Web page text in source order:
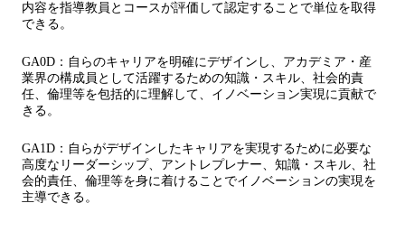
内容を指導教員とコースが評価して認定することで単位を取得
できる。
GA0D：自らのキャリアを明確にデザインし、アカデミア・産
業界の構成員として活躍するための知識・スキル、社会的責
任、倫理等を包括的に理解して、イノベーション実現に貢献で
きる。
GA1D：自らがデザインしたキャリアを実現するために必要な
高度なリーダーシップ、アントレプレナー、知識・スキル、社
会的責任、倫理等を身に着けることでイノベーションの実現を
主導できる。